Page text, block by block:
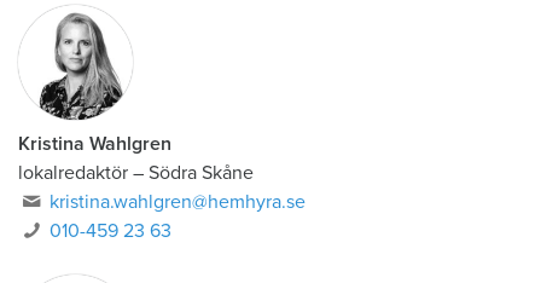
Kristina Wahlgren
lokalredaktör – Södra Skåne
kristina.wahlgren@hemhyra.se
010-459 23 63